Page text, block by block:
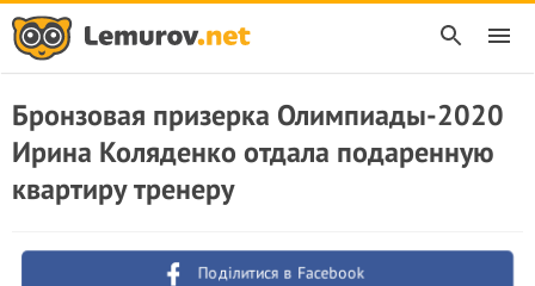
Бронзовая призерка Олимпиады-2020
Ирина Коляденко отдала подаренную
квартиру тренеру
Поділитися в Facebook